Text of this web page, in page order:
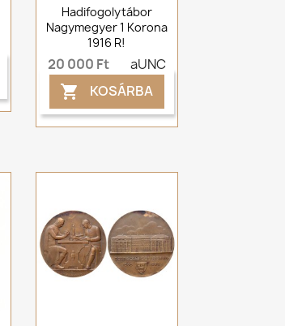
Hadifogolytábor
Nagymegyer 1 Korona
1916 R!
20 000 Ft aUNC
 KOSÁRBA